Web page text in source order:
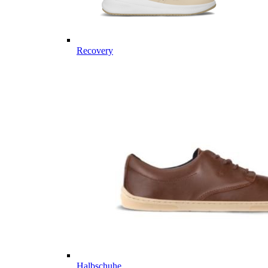
Recovery
Halbschuhe